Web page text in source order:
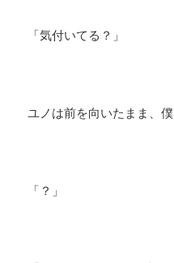
「気付いてる？」
ユノは前を向いたまま、僕
「？」